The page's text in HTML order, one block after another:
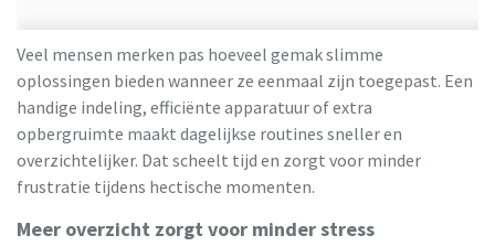
Veel mensen merken pas hoeveel gemak slimme
oplossingen bieden wanneer ze eenmaal zijn toegepast. Een
handige indeling, efficiënte apparatuur of extra
opbergruimte maakt dagelijkse routines sneller en
overzichtelijker. Dat scheelt tijd en zorgt voor minder
frustratie tijdens hectische momenten.
Meer overzicht zorgt voor minder stress